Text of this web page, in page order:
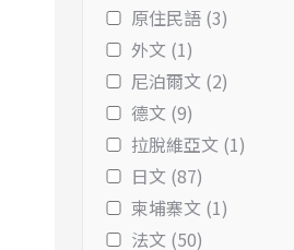
原住民語 (3)
外文 (1)
尼泊爾文 (2)
德文 (9)
拉脫維亞文 (1)
日文 (87)
柬埔寨文 (1)
法文 (50)